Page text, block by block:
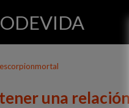
escorpionmortal
una